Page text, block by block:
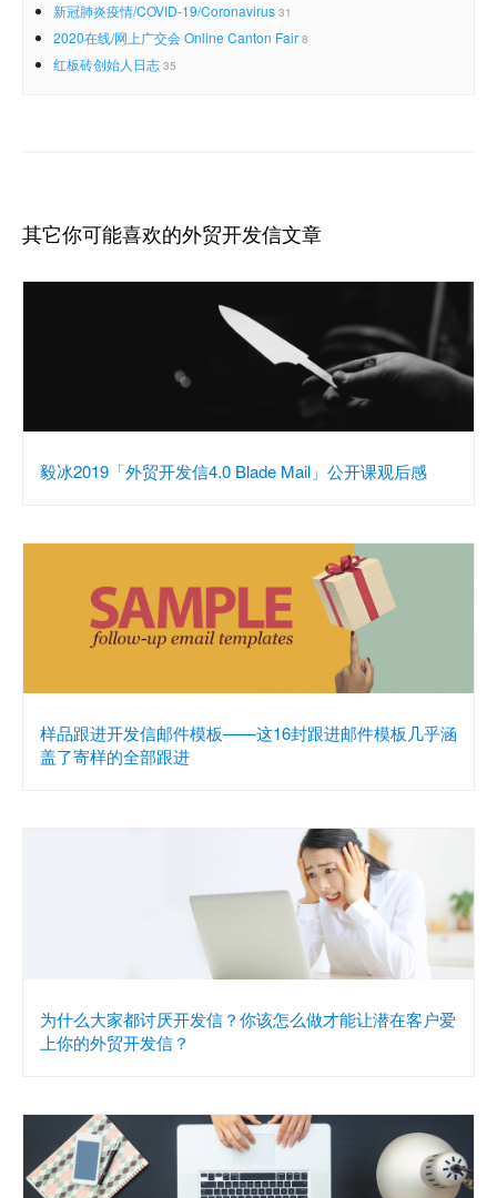
新冠肺炎疫情/COVID-19/Coronavirus 31
2020在线/网上广交会 Online Canton Fair 8
红板砖创始人日志 35
其它你可能喜欢的外贸开发信文章
毅冰2019「外贸开发信4.0 Blade Mail」公开课观后感
样品跟进开发信邮件模板——这16封跟进邮件模板几乎涵
盖了寄样的全部跟进
为什么大家都讨厌开发信？你该怎么做才能让潜在客户爱
上你的外贸开发信？